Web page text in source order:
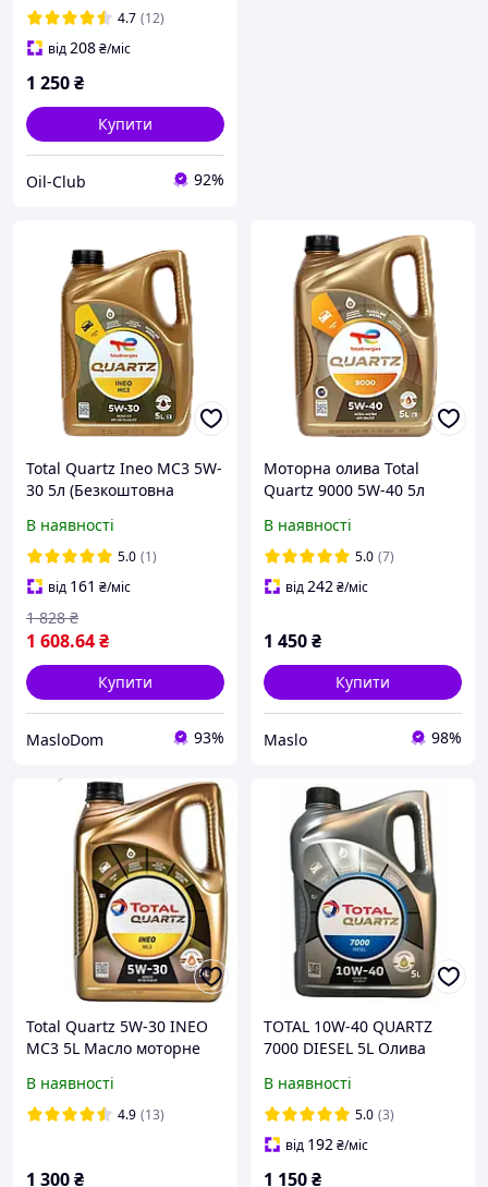
4.7 (12)
від208₴/міс
1 250₴
Купити
Oil-Club 92%
Total Quartz Ineo MC3 5W-
30 5л (Безкоштовна
В наявності
5.0 (1)
від 161 ₴/міс
1 608.64₴
1 828 ₴
Купити
MasloDom 93%
Моторна олива Total
Quartz 9000 5W-40 5л
В наявності
5.0 (7)
від242₴/міс
1 450₴
Купити
Maslo 98%
Total Quartz 5W-30 INEO
MC3 5L Масло моторне
В наявності
4.9 (13)
1 300₴
TOTAL 10W-40 QUARTZ
7000 DIESEL 5L Олива
В наявності
5.0 (3)
від 192₴/міс
1 150₴